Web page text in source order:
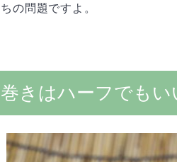
の問題ですよ。
きはハーフでもい